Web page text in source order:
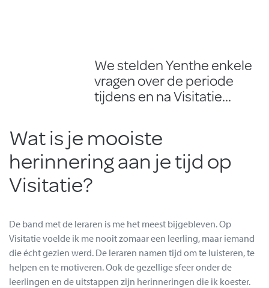
We stelden Yenthe enkele
vragen over de periode
tijdens en na Visitatie...
Wat is je mooiste
herinnering aan je tijd op
Visitatie?
De band met de leraren is me het meest bijgebleven. Op
Visitatie voelde ik me nooit zomaar een leerling, maar iemand
die écht gezien werd. De leraren namen tijd om te luisteren, te
helpen en te motiveren. Ook de gezellige sfeer onder de
leerlingen en de uitstappen zijn herinneringen die ik koester.